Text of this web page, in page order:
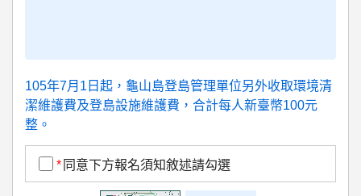
105年7月1日起，龜山島登島管理單位另外收取環境清
潔維護費及登島設施維護費，合計每人新臺幣100元
整。
* 同意下方報名須知敘述請勾選